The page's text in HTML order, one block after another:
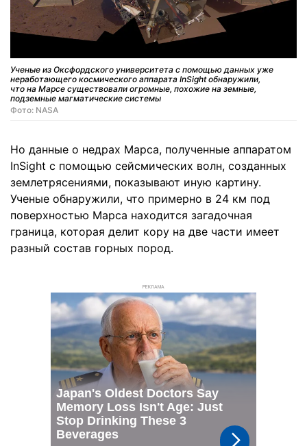
Ученые из Оксфордского университета с помощью данных уже
неработающего космического аппарата InSight обнаружили,
что на Марсе существовали огромные, похожие на земные,
подземные магматические системы
Фото: NASA
Но данные о недрах Марса, полученные аппаратом
InSight с помощью сейсмических волн, созданных
землетрясениями, показывают иную картину.
Ученые обнаружили, что примерно в 24 км под
поверхностью Марса находится загадочная
граница, которая делит кору на две части имеет
разный состав горных пород.
РЕКЛАМА